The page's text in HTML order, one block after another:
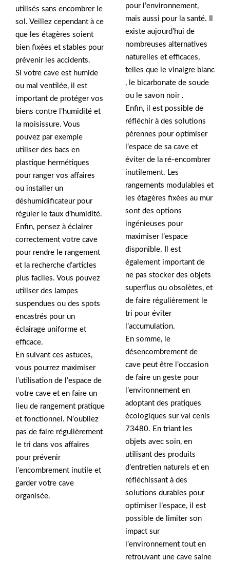
utilisés sans encombrer le
sol. Veillez cependant à ce
que les étagères soient
bien fixées et stables pour
prévenir les accidents.
Si votre cave est humide
ou mal ventilée, il est
important de protéger vos
biens contre l’humidité et
la moisissure. Vous
pouvez par exemple
utiliser des bacs en
plastique hermétiques
pour ranger vos affaires
ou installer un
déshumidificateur pour
réguler le taux d’humidité.
Enfin, pensez à éclairer
correctement votre cave
pour rendre le rangement
et la recherche d’articles
plus faciles. Vous pouvez
utiliser des lampes
suspendues ou des spots
encastrés pour un
éclairage uniforme et
efficace.
En suivant ces astuces,
vous pourrez maximiser
l’utilisation de l’espace de
votre cave et en faire un
lieu de rangement pratique
et fonctionnel. N’oubliez
pas de faire régulièrement
le tri dans vos affaires
pour prévenir
l’encombrement inutile et
garder votre cave
organisée.
pour l’environnement,
mais aussi pour la santé. Il
existe aujourd’hui de
nombreuses alternatives
naturelles et efficaces,
telles que le vinaigre blanc
, le bicarbonate de soude
ou le savon noir .
Enfin, il est possible de
réfléchir à des solutions
pérennes pour optimiser
l’espace de sa cave et
éviter de la ré-encombrer
inutilement. Les
rangements modulables et
les étagères fixées au mur
sont des options
ingénieuses pour
maximiser l’espace
disponible. Il est
également important de
ne pas stocker des objets
superflus ou obsolètes, et
de faire régulièrement le
tri pour éviter
l’accumulation.
En somme, le
désencombrement de
cave peut être l’occasion
de faire un geste pour
l’environnement en
adoptant des pratiques
écologiques sur val cenis
73480. En triant les
objets avec soin, en
utilisant des produits
d’entretien naturels et en
réfléchissant à des
solutions durables pour
optimiser l’espace, il est
possible de limiter son
impact sur
l’environnement tout en
retrouvant une cave saine